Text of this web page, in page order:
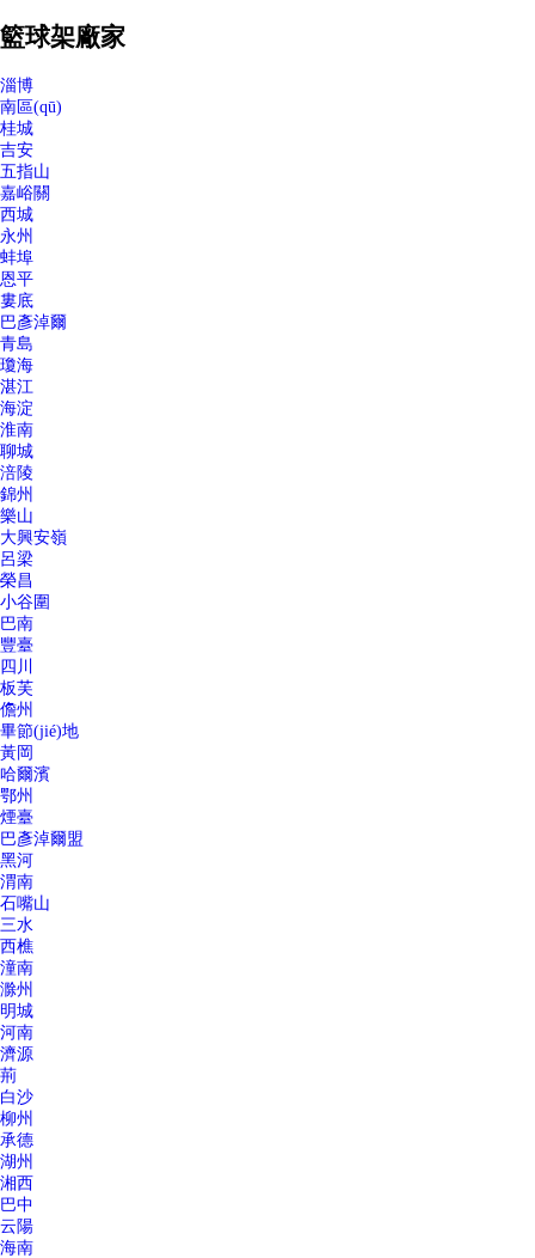
籃球架廠家
淄博
南區(qū)
桂城
吉安
五指山
嘉峪關
西城
永州
蚌埠
恩平
婁底
巴彥淖爾
青島
瓊海
湛江
海淀
淮南
聊城
涪陵
錦州
樂山
大興安嶺
呂梁
榮昌
小谷圍
巴南
豐臺
四川
板芙
儋州
畢節(jié)地
黃岡
哈爾濱
鄂州
煙臺
巴彥淖爾盟
黑河
渭南
石嘴山
三水
西樵
潼南
滁州
明城
河南
濟源
荊
白沙
柳州
承德
湖州
湘西
巴中
云陽
海南